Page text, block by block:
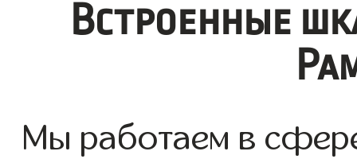
Встроенные
Мы работаем в